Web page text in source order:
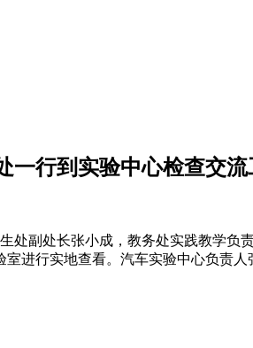
一行到实验中心检查交流
处副处长张小成，教务处实践教学
进行实地查看。汽车实验中心负责